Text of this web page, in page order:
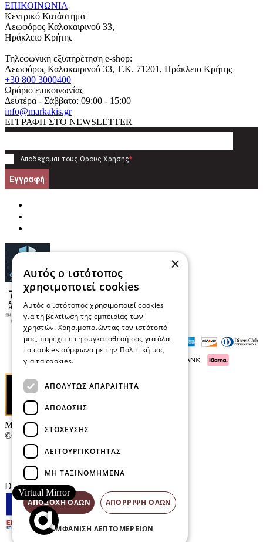
ΕΠΙΚΟΙΝΩΝΙΑ
Κεντρικό Κατάστημα
Λεωφόρος Καλοκαιρινού 33,
Ηράκλειο Κρήτης
Τηλεφωνική εξυπηρέτηση e-shop:
Λεωφόρος Καλοκαιρινού 33, T.K. 71201, Ηράκλειο Κρήτης
+30 800 3000400
Ωράριο επικοινωνίας
Δευτέρα - Σάββατο: 09:00 - 15:00
info@markakis.gr
ΕΓΓΡΑΦΗ ΣΤΟ NEWSLETTER
Αποδέχομαι τους Όρους Χρήσης*
Εγγραφή
Μαρκάκης Οπτικά
© 2026
Επικοινωνία
E-Volution Awards
Designed & developed by
Virtual Mirror
×
Αυτός ο ιστότοπος
χρησιμοποιεί cookies
Αυτός ο ιστότοπος χρησιμοποιεί cookies
για τη βελτίωση της εμπειρίας των
χρηστών. Χρησιμοποιώντας τον ιστότοπό
μας, παρέχετε τη συγκατάθεσή σας για όλα
τα cookies σύμφωνα με την Πολιτική μας
για τα cookies.
ΑΠΟΛΎΤΩΣ ΑΠΑΡΑΊΤΗΤΑ
ΑΠΌΔΟΣΗΣ
ΣΤΌΧΕΥΣΗΣ
ΛΕΙΤΟΥΡΓΙΚΌΤΗΤΑΣ
ΜΗ ΤΑΞΙΝΟΜΗΜΈΝΑ
ΑΠΟΔΟΧΉ ΌΛΩΝ ΑΠΌΡΡΙΨΗ ΌΛΩΝ
ΕΜΦΆΝΙΣΗ ΛΕΠΤΟΜΕΡΕΙΏΝ